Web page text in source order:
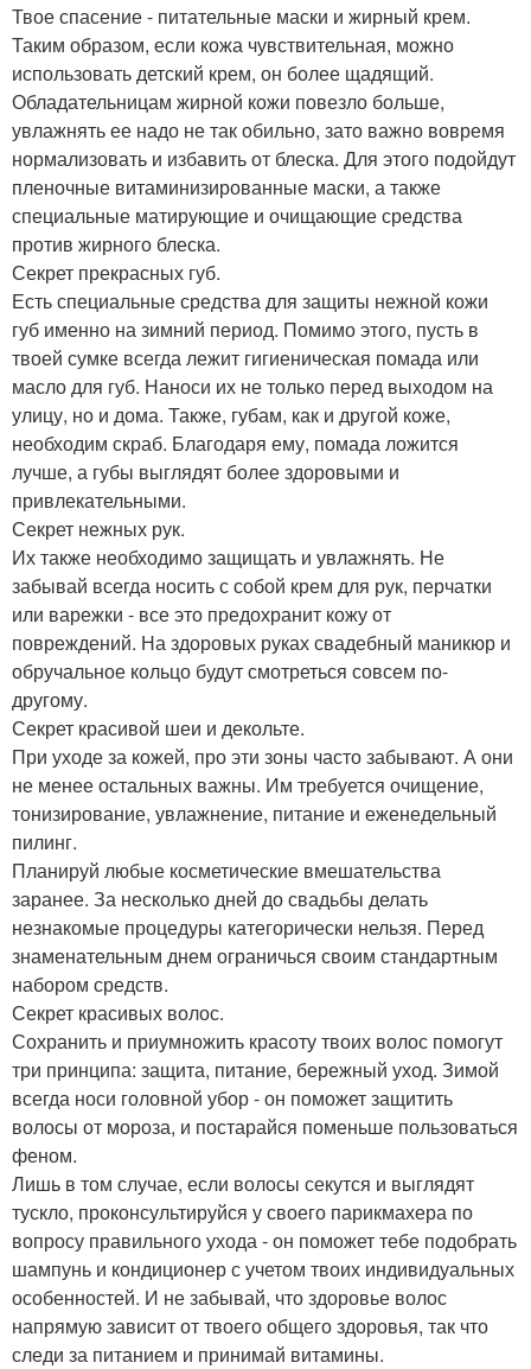
Твое спасение - питательные маски и жирный крем.
Таким образом, если кожа чувствительная, можно
использовать детский крем, он более щадящий.
Обладательницам жирной кожи повезло больше,
увлажнять ее надо не так обильно, зато важно вовремя
нормализовать и избавить от блеска. Для этого подойдут
пленочные витаминизированные маски, а также
специальные матирующие и очищающие средства
против жирного блеска.
Секрет прекрасных губ.
Есть специальные средства для защиты нежной кожи
губ именно на зимний период. Помимо этого, пусть в
твоей сумке всегда лежит гигиеническая помада или
масло для губ. Наноси их не только перед выходом на
улицу, но и дома. Также, губам, как и другой коже,
необходим скраб. Благодаря ему, помада ложится
лучше, а губы выглядят более здоровыми и
привлекательными.
Секрет нежных рук.
Их также необходимо защищать и увлажнять. Не
забывай всегда носить с собой крем для рук, перчатки
или варежки - все это предохранит кожу от
повреждений. На здоровых руках свадебный маникюр и
обручальное кольцо будут смотреться совсем по-
другому.
Секрет красивой шеи и декольте.
При уходе за кожей, про эти зоны часто забывают. А они
не менее остальных важны. Им требуется очищение,
тонизирование, увлажнение, питание и еженедельный
пилинг.
Планируй любые косметические вмешательства
заранее. За несколько дней до свадьбы делать
незнакомые процедуры категорически нельзя. Перед
знаменательным днем ограничься своим стандартным
набором средств.
Секрет красивых волос.
Сохранить и приумножить красоту твоих волос помогут
три принципа: защита, питание, бережный уход. Зимой
всегда носи головной убор - он поможет защитить
волосы от мороза, и постарайся поменьше пользоваться
феном.
Лишь в том случае, если волосы секутся и выглядят
тускло, проконсультируйся у своего парикмахера по
вопросу правильного ухода - он поможет тебе подобрать
шампунь и кондиционер с учетом твоих индивидуальных
особенностей. И не забывай, что здоровье волос
напрямую зависит от твоего общего здоровья, так что
следи за питанием и принимай витамины.